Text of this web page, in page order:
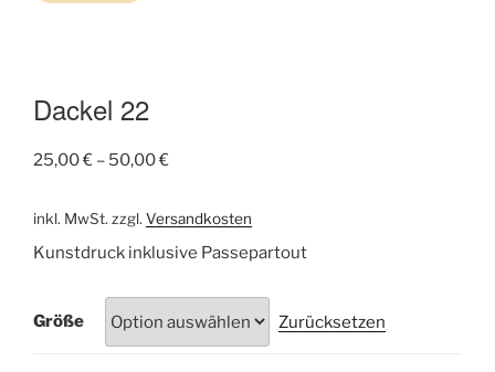
Dackel 22
25,00€ – 50,00€
inkl. MwSt. zzgl. Versandkosten
Kunstdruck inklusive Passepartout
Größe Zurücksetzen